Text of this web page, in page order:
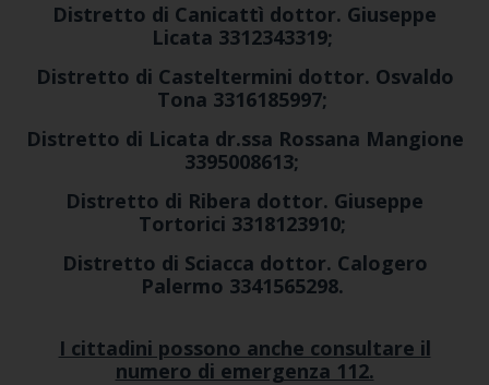
Distretto di Canicattì dottor. Giuseppe
Licata 3312343319;
Distretto di Casteltermini dottor. Osvaldo
Tona 3316185997;
Distretto di Licata dr.ssa Rossana Mangione
3395008613;
Distretto di Ribera dottor. Giuseppe
Tortorici 3318123910;
Distretto di Sciacca dottor. Calogero
Palermo 3341565298.
I cittadini possono anche consultare il
numero di emergenza 112.